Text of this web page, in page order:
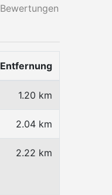
Bewertungen
Entfernung
1.20 km
2.04 km
2.22 km